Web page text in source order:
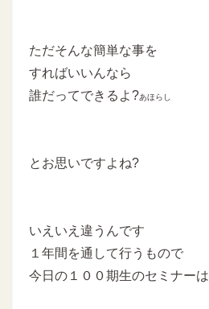
ただそんな簡単な事を
すればいいんなら
誰だってできるよ?あほらし
とお思いですよね?
いえいえ違うんです
１年間を通して行うもので
今日の１００期生のセミナーは